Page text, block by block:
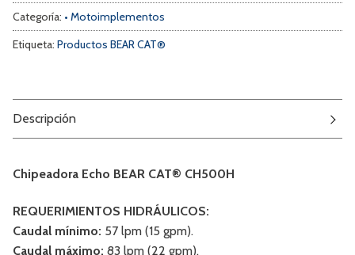
Categoría: • Motoimplementos
Etiqueta: Productos BEAR CAT®
Descripción
Chipeadora Echo BEAR CAT® CH500H
REQUERIMIENTOS HIDRÁULICOS:
Caudal mínimo: 57 lpm (15 gpm).
Caudal máximo: 83 lpm (22 gpm).